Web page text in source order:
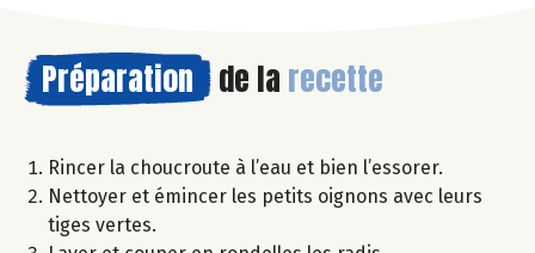
Préparation de la recette
Rincer la choucroute à l’eau et bien l’essorer.
Nettoyer et émincer les petits oignons avec leurs
tiges vertes.